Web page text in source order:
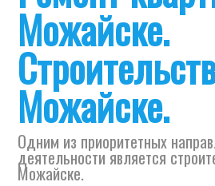
Можайске.
Можайске.
Одним из приоритетных
деятельности является
Можайске.